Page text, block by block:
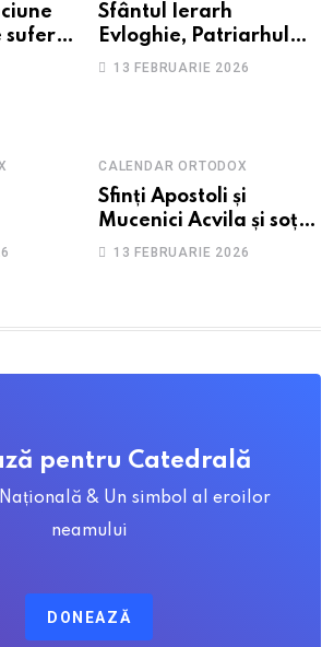
suferă
Sfântul Ierarh
Evloghie, Patriarhul
Alexandriei
13 FEBRUARIE 2026
CALENDAR ORTODOX
Sfinți Apostoli și
Mucenici Acvila și soția
sa, Priscila
13 FEBRUARIE 2026
pentru Catedrală
& Un simbol al eroilor
neamului
DONEAZĂ